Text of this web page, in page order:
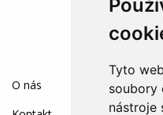
Tyto
soubory
nástroje
O nás